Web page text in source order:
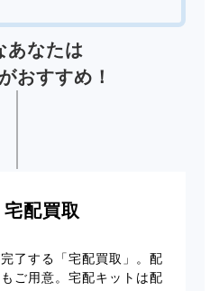
あなたは
がおすすめ！
宅配買取
了する「宅配買取」。配
ご用意。宅配キットは配